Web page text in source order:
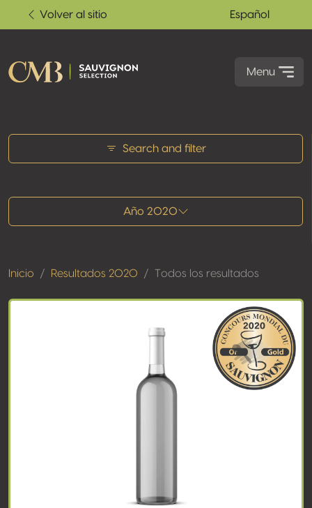
Volver al sitio Español
Menu
Search and filter
Año 2020
Inicio Resultados 2020 Todos los resultados